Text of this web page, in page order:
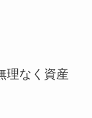
理なく資産